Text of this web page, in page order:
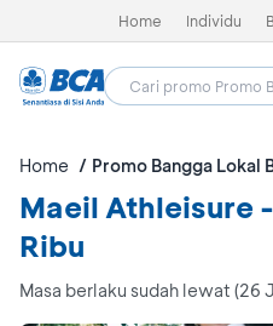
Home Individu
Home Promo Bangga Lokal
Maeil Athleisure
Ribu
Masa berlaku sudah lewat (26